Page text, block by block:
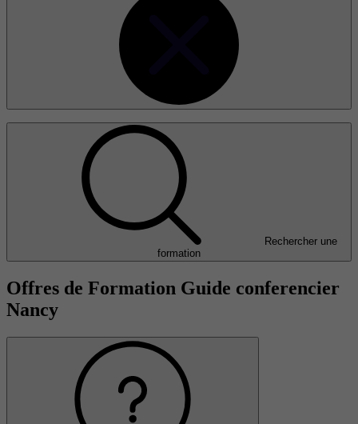
Rechercher une
formation
Offres de Formation Guide conferencier
Nancy